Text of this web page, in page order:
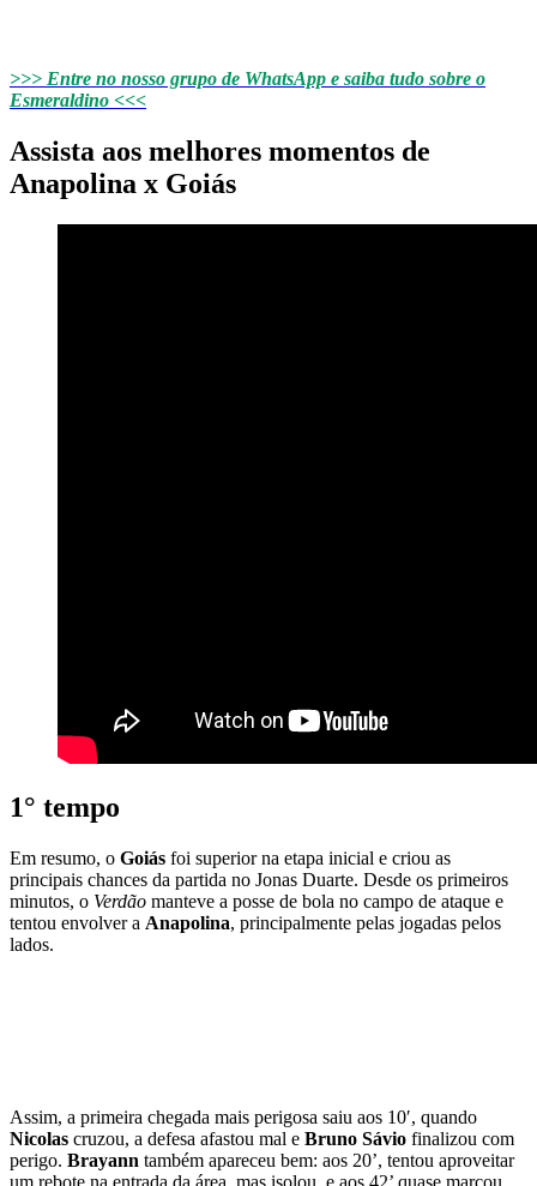
>>> Entre no nosso grupo de WhatsApp e saiba tudo sobre o
Esmeraldino <<<
Assista aos melhores momentos de
Anapolina x Goiás
1° tempo
Em resumo, o Goiás foi superior na etapa inicial e criou as
principais chances da partida no Jonas Duarte. Desde os primeiros
minutos, o Verdão manteve a posse de bola no campo de ataque e
tentou envolver a Anapolina, principalmente pelas jogadas pelos
lados.
Assim, a primeira chegada mais perigosa saiu aos 10′, quando
Nicolas cruzou, a defesa afastou mal e Bruno Sávio finalizou com
perigo. Brayann também apareceu bem: aos 20’, tentou aproveitar